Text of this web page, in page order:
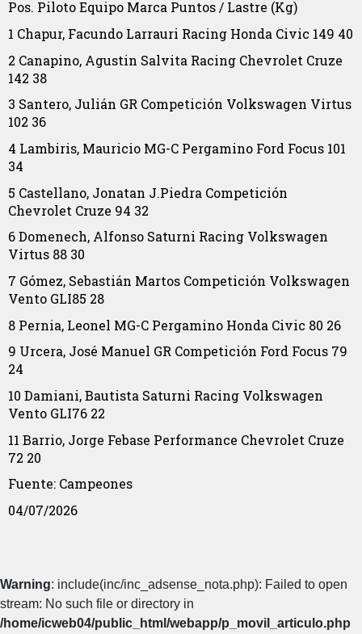
Pos. PilotoEquipo Marca Puntos/ Lastre (Kg)
1 Chapur, Facundo Larrauri Racing Honda Civic 149 40
2 Canapino, Agustin Salvita Racing Chevrolet Cruze
142 38
3 Santero, Julián GR Competición Volkswagen Virtus
102 36
4 Lambiris, Mauricio MG-C Pergamino Ford Focus 101
34
5 Castellano, Jonatan J.Piedra Competición
Chevrolet Cruze 94 32
6Domenech, Alfonso Saturni Racing Volkswagen
Virtus 88 30
7 Gómez, Sebastián Martos Competición Volkswagen
Vento GLI85 28
8 Pernia, Leonel MG-C Pergamino Honda Civic 80 26
9 Urcera, José Manuel GR Competición Ford Focus 79
24
10 Damiani, Bautista Saturni Racing Volkswagen
Vento GLI76 22
11 Barrio, Jorge Febase Performance Chevrolet Cruze
72 20
Fuente: Campeones
04/07/2026
Warning: include(inc/inc_adsense_nota.php): Failed to open
stream: No such file or directory in
/home/icweb04/public_html/webapp/p_movil_articulo.php